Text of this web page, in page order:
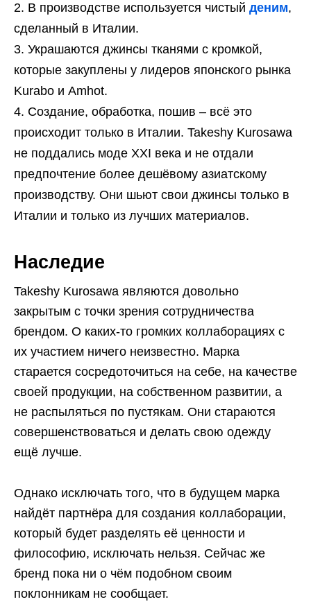
В производстве используется чистый деним,
сделанный в Италии.
Украшаются джинсы тканями с кромкой,
которые закуплены у лидеров японского рынка
Kurabo и Amhot.
Создание, обработка, пошив – всё это
происходит только в Италии. Takeshy Kurosawa
не поддались моде XXI века и не отдали
предпочтение более дешёвому азиатскому
производству. Они шьют свои джинсы только в
Италии и только из лучших материалов.
Наследие
Takeshy Kurosawa являются довольно
закрытым с точки зрения сотрудничества
брендом. О каких-то громких коллаборациях с
их участием ничего неизвестно. Марка
старается сосредоточиться на себе, на качестве
своей продукции, на собственном развитии, а
не распыляться по пустякам. Они стараются
совершенствоваться и делать свою одежду
ещё лучше.
Однако исключать того, что в будущем марка
найдёт партнёра для создания коллаборации,
который будет разделять её ценности и
философию, исключать нельзя. Сейчас же
бренд пока ни о чём подобном своим
поклонникам не сообщает.